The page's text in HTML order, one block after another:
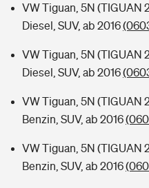
VW Tiguan, 5N (TIGUAN
Diesel, SUV, ab 2016
VW Tiguan, 5N (TIGUAN
Diesel, SUV, ab 2016
VW Tiguan, 5N (TIGUAN
Benzin, SUV, ab 2016
VW Tiguan, 5N (TIGUAN
Benzin, SUV, ab 2016